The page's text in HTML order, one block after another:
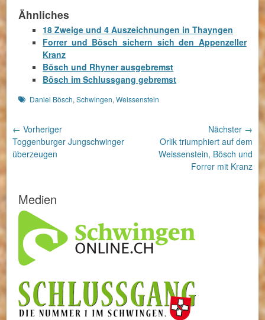
Ähnliches
18 Zweige und 4 Auszeichnungen in Thayngen
Forrer und Bösch sichern sich den Appenzeller
Kranz
Bösch und Rhyner ausgebremst
Bösch im Schlussgang gebremst
Schlagworte
Daniel Bösch,Schwingen,Weissenstein
Beitragsnavigation
← Vorheriger
Vorheriger
Beitrag:
Toggenburger Jungschwinger
überzeugen
Nächster →
Nächster
Beitrag:
Orlik triumphiert auf dem
Weissenstein, Bösch und
Forrer mit Kranz
Medien